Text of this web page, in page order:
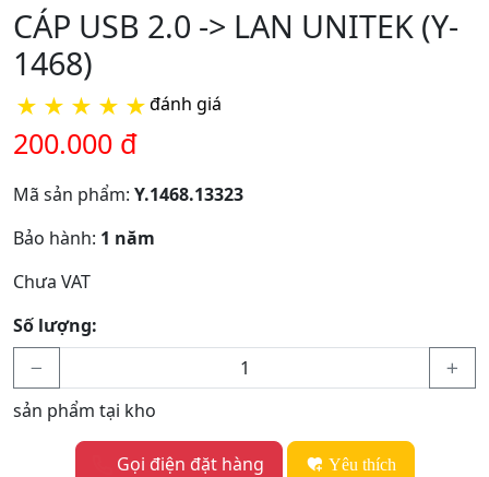
CÁP USB 2.0 -> LAN UNITEK (Y-
1468)
★ ★ ★ ★ ★đánh giá
200.000 đ
Mã sản phẩm: Y.1468.13323
Bảo hành: 1 năm
Chưa VAT
Số lượng:
sản phẩm tại kho
Gọi điện đặt hàng Yêu thích